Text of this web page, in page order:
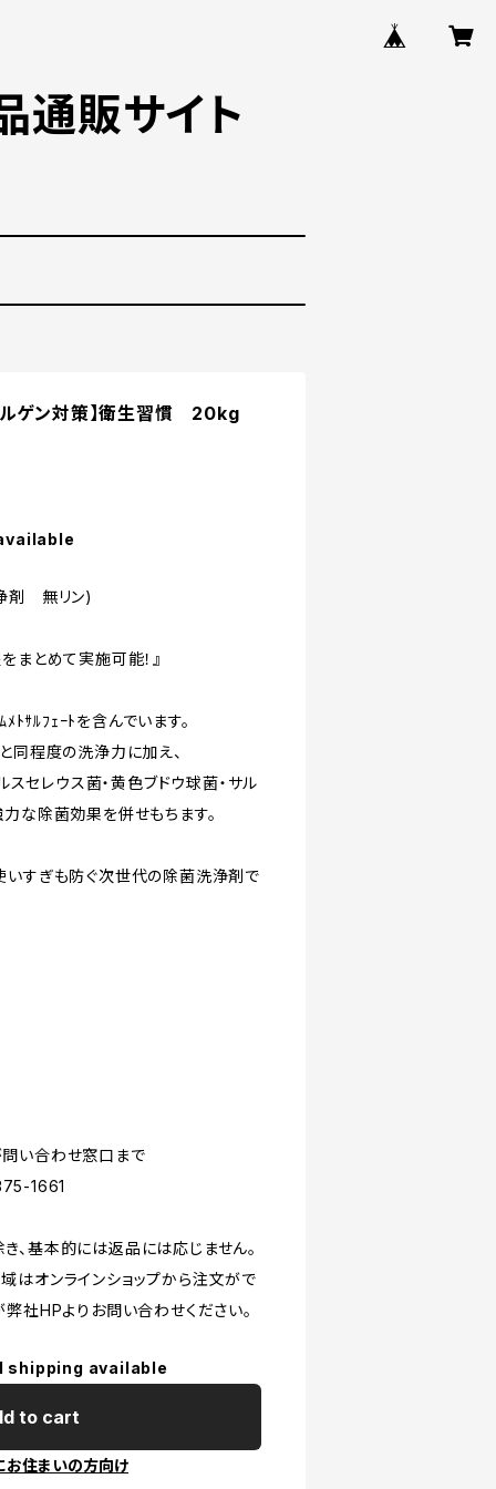
通販サイト
ルゲン対策】衛生習慣 20kg
剤 無リン)
まとめて実施可能！』
ﾄｻﾙﾌｪｰﾄを含んでいます。
同程度の洗浄力に加え、
セレウス菌・黄色ブドウ球菌・サル
な除菌効果を併せもちます。
いすぎも防ぐ次世代の除菌洗浄剤で
い合わせ窓口まで
1661
基本的には返品には応じません。
はオンラインショップから注文がで
社HPよりお問い合わせください。
shipping available
to cart
お住まいの方向け